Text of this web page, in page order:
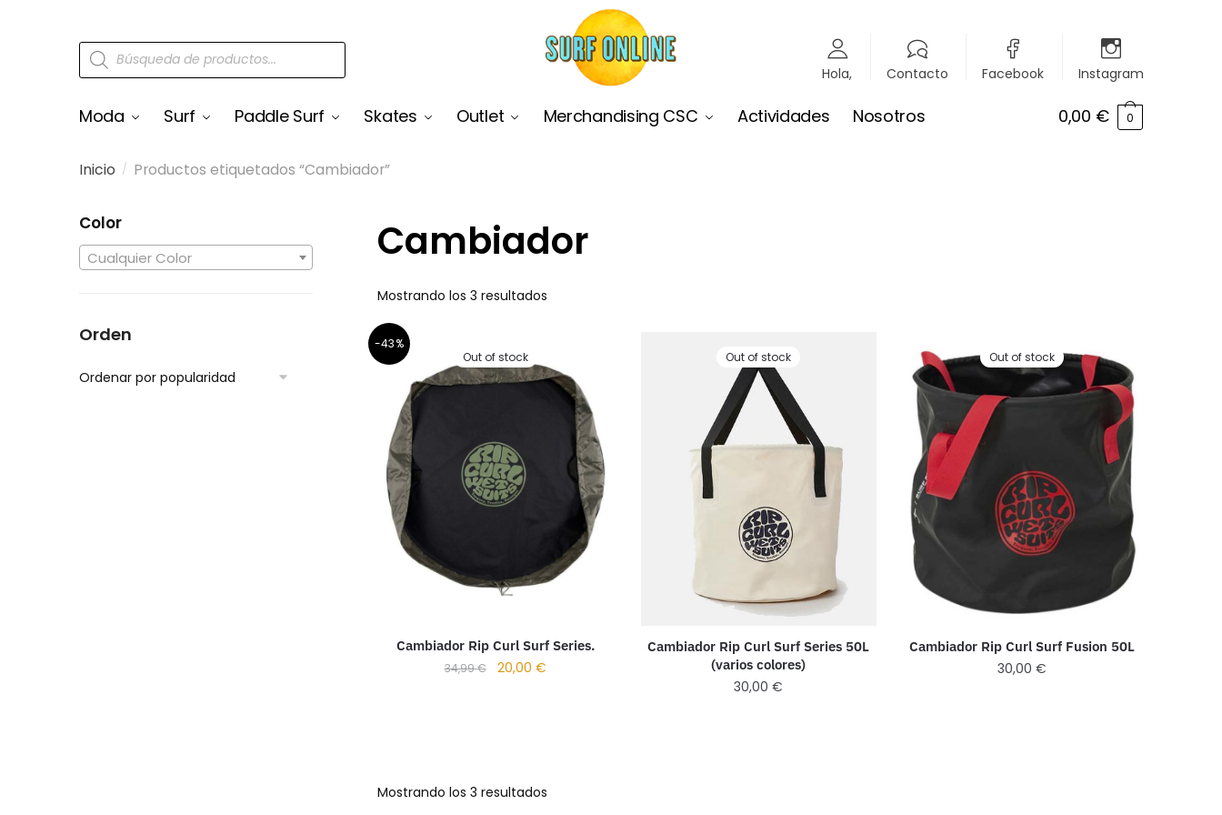
Hola, Contacto Facebook Instagram
Moda Surf Paddle Surf Skates Outlet Merchandising CSC Actividades Nosotros 0,00 € 0
Inicio / Productos etiquetados “Cambiador”
Cambiador
Mostrando los 3 resultados
-43%
Out of stock
Cambiador Rip Curl Surf Series.
34,99€ 20,00 €
Out of stock
Cambiador Rip Curl Surf Series 50L
(varios colores)
30,00€
Out of stock
Cambiador Rip Curl Surf Fusion 50L
30,00€
Mostrando los 3 resultados
Color
Cualquier Color
Orden